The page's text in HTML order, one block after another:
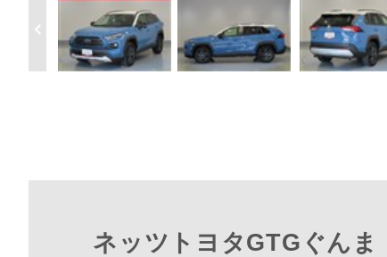
ネッツトヨタGTGぐんま